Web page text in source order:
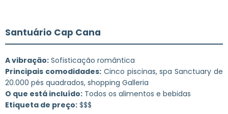
Santuário Cap Cana
A vibração: Sofisticação romântica
Principais comodidades:Cinco piscinas, spa Sanctuary de
20.000 pés quadrados, shopping Galleria
O que está incluído: Todos os alimentos e bebidas
Etiqueta de preço: $$$